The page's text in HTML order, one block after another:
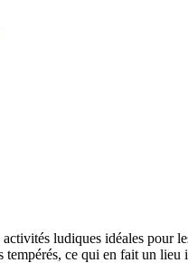
ludiques idéales pour
ce qui en fait un lieu